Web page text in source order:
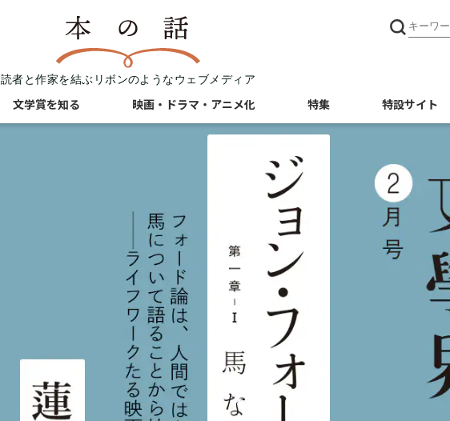
読者と作家を結ぶリボンのようなウェブメディア
文学賞を知る 映画・ドラマ・アニメ化 特集 特設サイト